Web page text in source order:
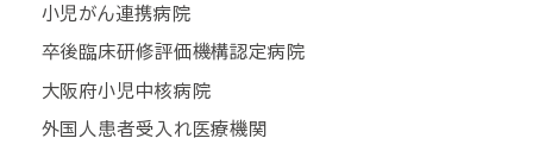
小児がん連携病院
卒後臨床研修評価機構認定病院
大阪府小児中核病院
外国人患者受入れ医療機関